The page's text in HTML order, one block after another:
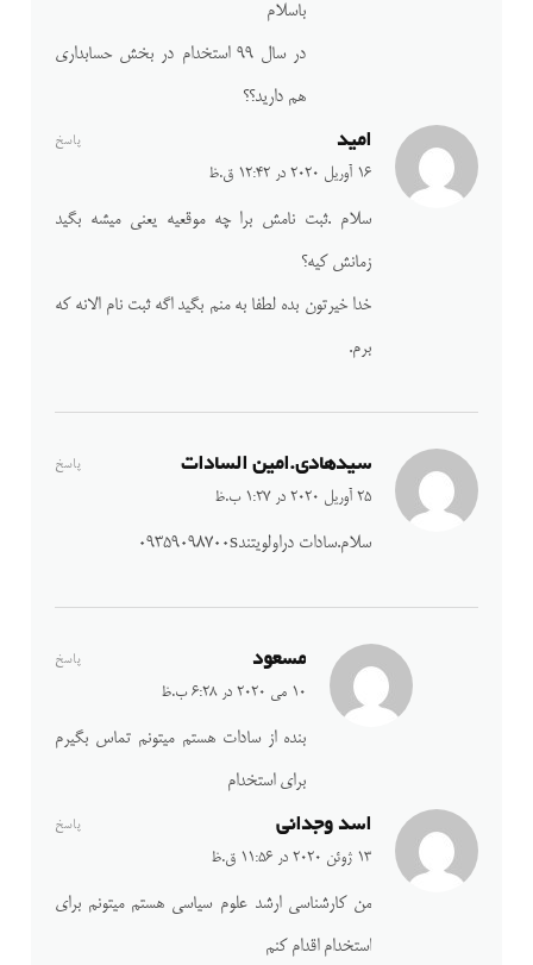
باسلام
در سال ۹۹ استخدام در بخش حسابداری
هم دارید؟؟
امید
16 آوریل 2020 در 12:42 ق.ظ
پاسخ
سلام .ثبت نامش برا چه موقعیه یعنی میشه بگید
زمانش کیه؟
خدا خیرتون بده لطفا به منم بگید اگه ثبت نام الانه که
برم.
سیدهادی.امین السادات
25 آوریل 2020 در 1:27 ب.ظ
پاسخ
سلام.سادات دراولویتند۰۹۳۵۹۰۹۸۷۰۰s
مسعود
10 می 2020 در 6:28 ب.ظ
پاسخ
بنده از سادات هستم میتونم تماس بگیرم
برای استخدام
اسد وجدانی
13 ژوئن 2020 در 11:56 ق.ظ
پاسخ
من کارشناسی ارشد علوم سیاسی هستم میتونم برای
استخدام اقدام کنم